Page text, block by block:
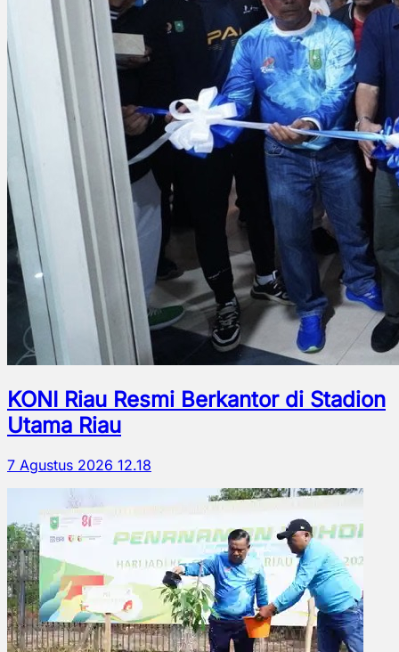
KONI Riau Resmi Berkantor di Stadion
Utama Riau
7 Agustus 2026 12.18